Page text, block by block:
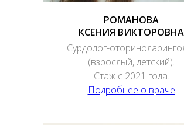
РОМАНОВА
КСЕНИЯ ВИКТОРОВНА
Сурдолог-
(взрослый, детский).
Стаж с 2021 года.
Подробнее о враче